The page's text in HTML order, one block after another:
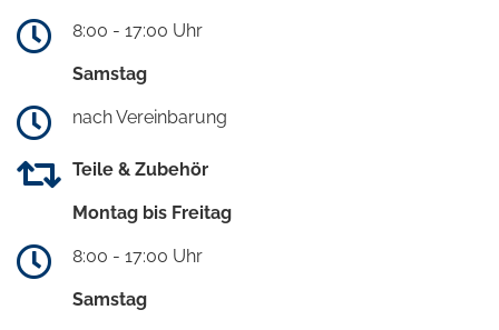
8:00 - 17:00 Uhr
Samstag
nach Vereinbarung
Teile & Zubehör
Montag bis Freitag
8:00 - 17:00 Uhr
Samstag